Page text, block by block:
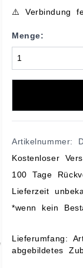
⚠️ Verbindung
Menge:
Artikelnummer:
Kostenloser
100 Tage
Lieferzeit
*wenn kein
Lieferumfang:
abgebildetes